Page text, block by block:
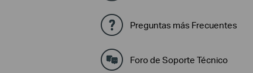
Preguntas más Frecuentes
Foro de Soporte Técnico